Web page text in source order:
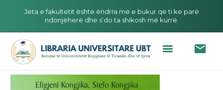
Jeta e fakultetit është ëndrra më e bukur që ti ke parë
ndonjëherë dhe s’do ta shikosh më kurrë.